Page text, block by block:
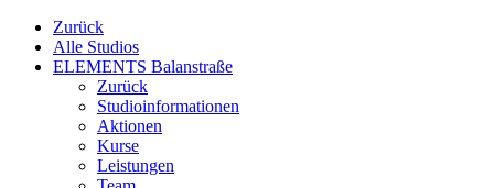
Zurück
Alle Studios
ELEMENTS Balanstraße
Zurück
Studioinformationen
Aktionen
Kurse
Leistungen